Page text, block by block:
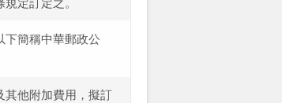
定訂定之。
下簡稱中華郵政公
其他附加費用，擬訂